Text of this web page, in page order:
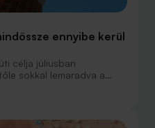
ennyibe kerül
célja júliusban
sokkal lemaradva a
sem. A tengerparti